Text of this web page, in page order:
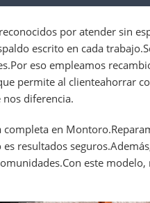
por atender sin
escrito en cada
eso empleamos
permite al clienteahorrar
diferencia.
en
resultados
este